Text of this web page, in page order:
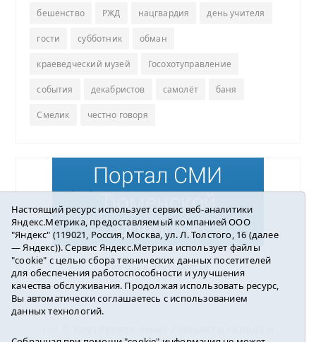
бешенство РЖД нацгвардия день учителя
гости субботник обман
краеведческий музей Госохотуправление
события декабристов самолёт баня
Смелик честно говоря
Погода в Ялуторовске
Настоящий ресурс использует сервис веб-аналитики
Яндекс.Метрика, предоставляемый компанией ООО
"Яндекс" (119021, Россия, Москва, ул. Л. Толстого, 16 (далее
— Яндекс)). Сервис Яндекс.Метрика использует файлы
"cookie" с целью сбора технических данных посетителей
для обеспечения работоспособности и улучшения
качества обслуживания. Продолжая использовать ресурс,
Вы автоматически соглашаетесь с использованием
данных технологий.